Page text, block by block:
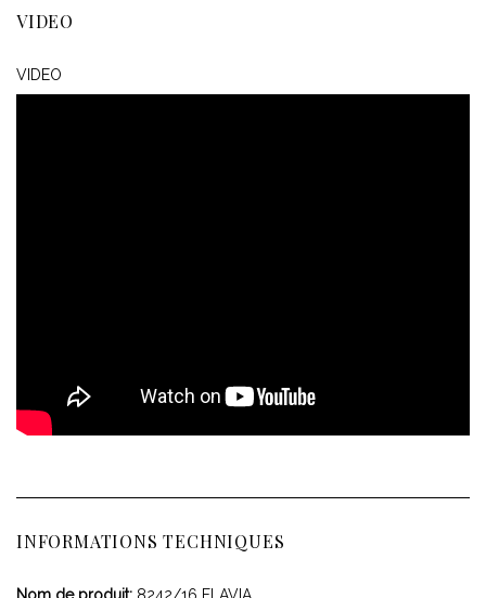
VIDEO
VIDEO
INFORMATIONS TECHNIQUES
Nom de produit: 8242/16 FLAVIA